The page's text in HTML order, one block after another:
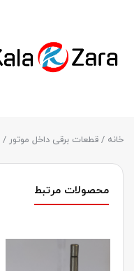
خانه / قطعات برقی داخل موتور /
محصولات مرتبط